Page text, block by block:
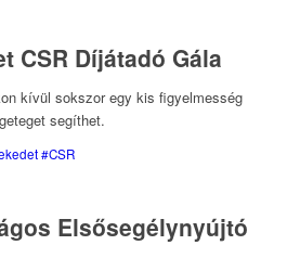
CSR Díjátadó Gála
kívül sokszor egy kis figyelmesség
segíthet.
#CSR
Elsősegélynyújtó